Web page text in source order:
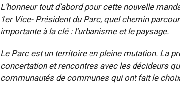
L’honneur tout d’abord pour cette nouvelle
1er Vice- Président du Parc, quel chemin
importante à la clé : l’urbanisme et le paysage.
Le Parc est un territoire en pleine mutation. La
concertation et rencontres avec les décideurs
communautés de communes qui ont fait le